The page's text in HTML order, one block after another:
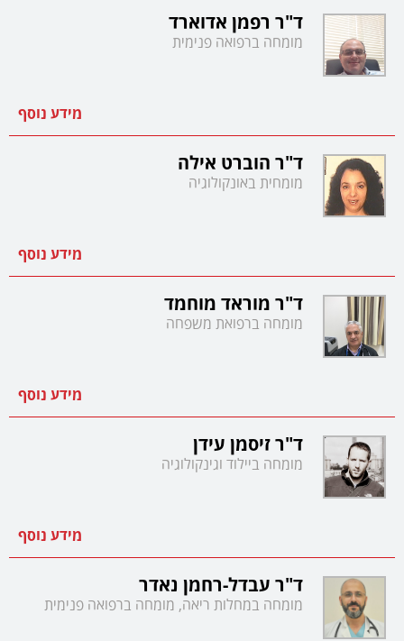
ד"ר רפמן אדוארד
מומחה ברפואה פנימית
מידע נוסף
ד"ר הוברט אילה
מומחית באונקולוגיה
מידע נוסף
ד"ר מוראד מוחמד
מומחה ברפואת משפחה
מידע נוסף
ד"ר זיסמן עידן
מומחה ביילוד וגינקולוגיה
מידע נוסף
ד"ר עבדל-רחמן נאדר
מומחה במחלות ריאה, מומחה ברפואה פנימית